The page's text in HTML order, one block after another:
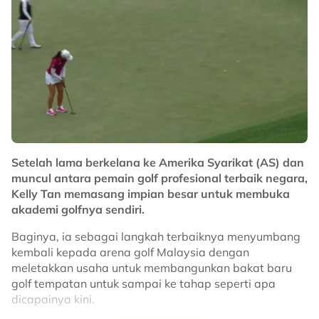
bagi menyokong pelbagai inisiatif kebajikan dan
pembangunan pelajar, termasuk penyediaan biasiswa,
bantuan kewangan, pembangunan sahsiah serta
program kecemerlangan akademik.
"Baginda sendiri bersetuju terbabit dalam program golf
"Dengan sokongan banyak pihak, Insya-Allah dapat
UMPSA," tambah Naib Canselor UMPSA, Dr Yatimah
Alias.
Related Topics
#golf
Setelah lama berkelana ke Amerika Syarikat (AS) dan
muncul antara pemain golf profesional terbaik negara,
Kelly Tan memasang impian besar untuk membuka
akademi golfnya sendiri.
Baginya, ia sebagai langkah terbaiknya menyumbang
kembali kepada arena golf Malaysia dengan
meletakkan usaha untuk membangunkan bakat baru
golf tempatan untuk sampai ke tahap seperti apa
dicapainya kini.